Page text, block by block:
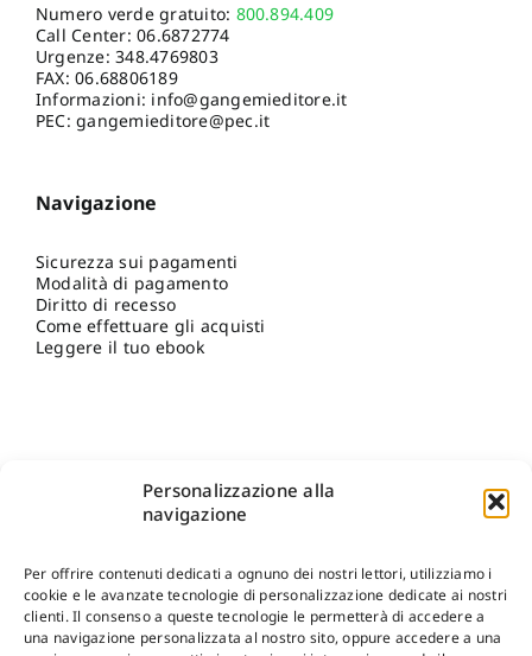
Personalizzazione alla
navigazione
Per offrire contenuti dedicati a ognuno dei nostri lettori, utilizziamo i
cookie e le avanzate tecnologie di personalizzazione dedicate ai nostri
clienti. Il consenso a queste tecnologie le permetterà di accedere a
una navigazione personalizzata al nostro sito, oppure accedere a una
Numero verde gratuito: 800.894.409
Call Center:06.6872774
Urgenze:348.4769803
FAX: 06.68806189
Informazioni: info@gangemieditore.it
PEC: gangemieditore@pec.it
Navigazione
Sicurezza sui pagamenti
Modalità di pagamento
Diritto di recesso
Come effettuare gli acquisti
Leggere il tuo ebook
Shop Gangemi Editore - Pagamenti Sicuri e anche Rateali